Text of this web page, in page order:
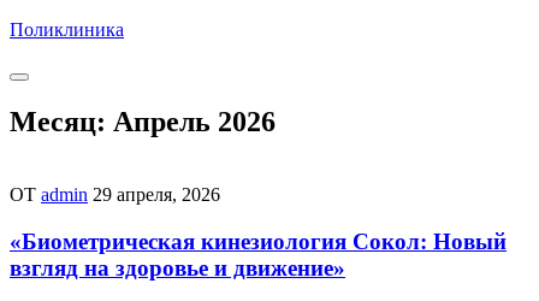
Перейти
содержимому
Поликлиника
Месяц: Апрель 2026
ОТ admin 29 апреля, 2026
«Биометрическая кинезиология Сокол: Новый
взгляд на здоровье и движение»